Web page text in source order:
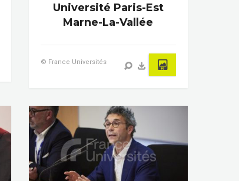
Université Paris-Est
Marne-La-Vallée
© France Universités